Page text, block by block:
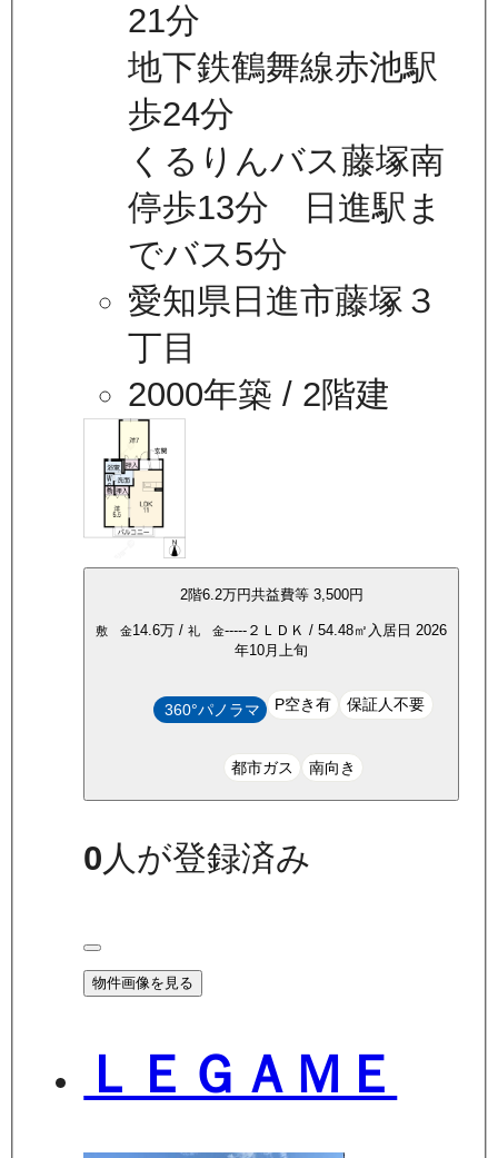
21分
地下鉄鶴舞線赤池駅
歩24分
くるりんバス藤塚南
停歩13分 日進駅ま
でバス5分
愛知県日進市藤塚３
丁目
2000年築 / 2階建
2階6.2万円共益費等 3,500円
敷 金14.6万 / 礼 金----- ２ＬＤＫ / 54.48㎡ 入居日 2026
年10月上旬
360°パノラマ P空き有 保証人不要
都市ガス 南向き
0 人が登録済み
物件画像を見る
ＬＥＧＡＭＥ